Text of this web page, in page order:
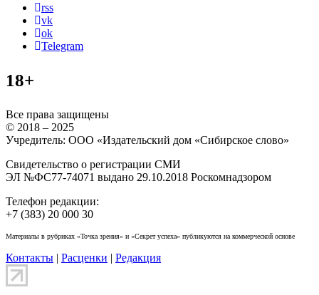
rss
vk
ok
Telegram
18+
Все права защищены
© 2018 – 2025
Учредитель: ООО «Издательский дом «Сибирское слово»
Свидетельство о регистрации СМИ
ЭЛ №ФС77-74071 выдано 29.10.2018 Роскомнадзором
Телефон редакции:
+7 (383) 20 000 30
Материалы в рубриках «Точка зрения» и «Секрет успеха» публикуются на коммерческой основе
Контакты | Расценки | Редакция